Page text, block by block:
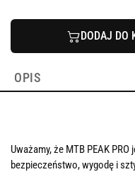
DODAJ DO
OPIS
Uważamy, że MTB PEAK
bezpieczeństwo, wygodę i